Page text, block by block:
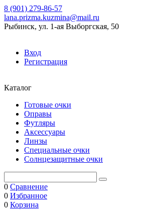
8 (901) 279-86-57
lana.prizma.kuzmina@mail.ru
Рыбинск, ул. 1-ая Выборгская, 50
Вход
Регистрация
Каталог
Готовые очки
Оправы
Футляры
Аксессуары
Линзы
Специальные очки
Солнцезащитные очки
0 Сравнение
0 Избранное
0 Корзина